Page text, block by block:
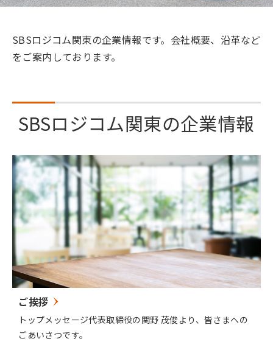
SBSロジコム関東の企業情報です。会社概要、沿革など
をご案内しております。
SBSロジコム関東の企業情報
ご挨拶
トップメッセージ代表取締役の関野 茂俊より、皆さまへの
ごあいさつです。